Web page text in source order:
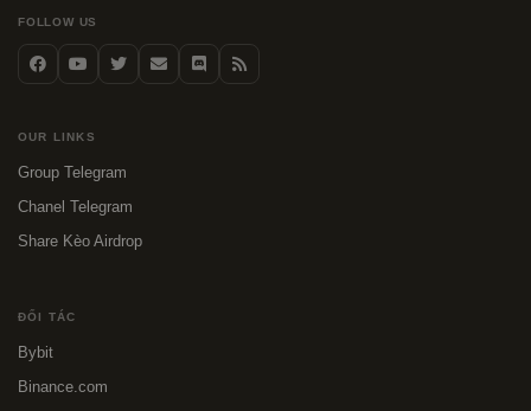
FOLLOW US
OUR LINKS
Group Telegram
Chanel Telegram
Share Kèo Airdrop
ĐỐI TÁC
Bybit
Binance.com